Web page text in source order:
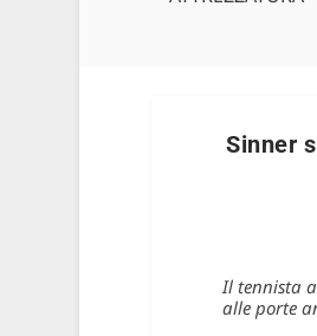
Sinner
Il tennista
alle porte